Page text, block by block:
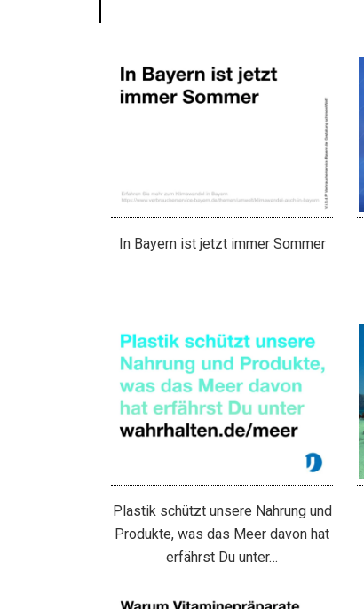
In Bayern ist jetzt immer Sommer
Plastik schützt unsere Nahrung und
Produkte, was das Meer davon hat
erfährst Du unter…